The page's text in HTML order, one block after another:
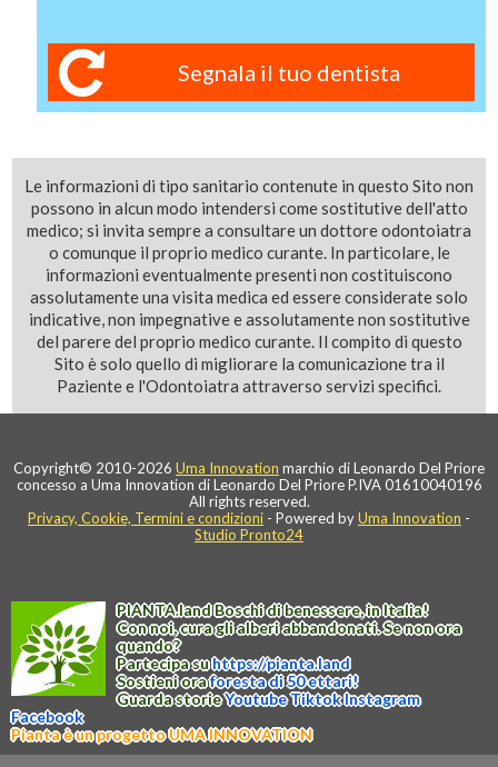
Segnala il tuo dentista
Le informazioni di tipo sanitario contenute in questo Sito non
possono in alcun modo intendersi come sostitutive dell'atto
medico; si invita sempre a consultare un dottore odontoiatra
o comunque il proprio medico curante. In particolare, le
informazioni eventualmente presenti non costituiscono
assolutamente una visita medica ed essere considerate solo
indicative, non impegnative e assolutamente non sostitutive
del parere del proprio medico curante. Il compito di questo
Sito è solo quello di migliorare la comunicazione tra il
Paziente e l'Odontoiatra attraverso servizi specifici.
Copyright© 2010-2026 Uma Innovation marchio di Leonardo Del Priore
concesso a Uma Innovation di Leonardo Del Priore P.IVA 01610040196
All rights reserved.
Privacy, Cookie, Termini e condizioni - Powered byUma Innovation -
Studio Pronto24
PIANTA.landBoschi di benessere, in Italia!
Con noi, cura gli alberi abbandonati. Se non ora
quando?
Partecipa suhttps://pianta.land
Sostieni oraforesta di 50 ettari!
Guarda storieYoutubeTiktokInstagram
Facebook
Pianta è un progetto UMA INNOVATION